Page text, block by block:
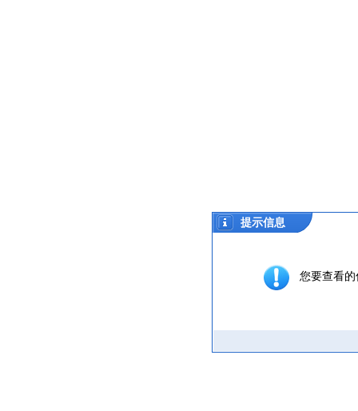
提示信息
您要查看